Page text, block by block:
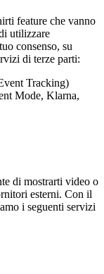
feature che vanno
utilizzare
consenso, su
di terze parti:
Tracking)
Mode, Klarna,
di mostrarti video o
esterni. Con il
i seguenti servizi